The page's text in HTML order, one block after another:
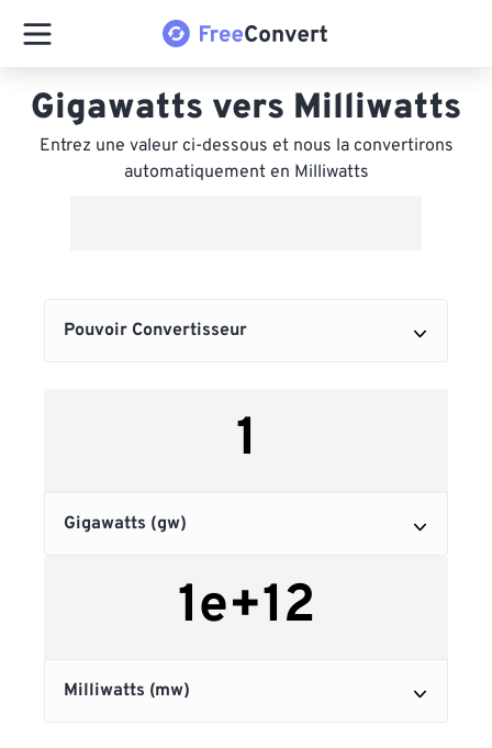
Gigawatts vers Milliwatts
Entrez une valeur ci-dessous et nous la convertirons
automatiquement en Milliwatts